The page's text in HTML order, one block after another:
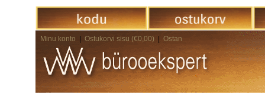
Minu konto Ostukorvi sisu (€0,00) Ostan